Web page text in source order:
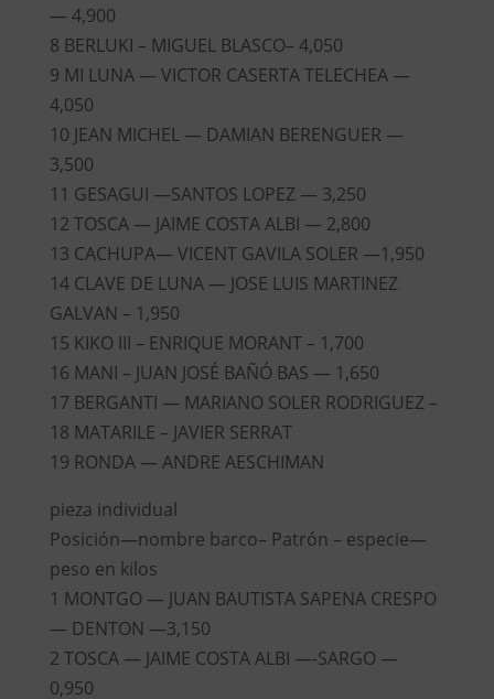
— 4,900
8 BERLUKI – MIGUEL BLASCO– 4,050
9 MI LUNA — VICTOR CASERTA TELECHEA —
4,050
10 JEAN MICHEL — DAMIAN BERENGUER —
3,500
11 GESAGUI —SANTOS LOPEZ — 3,250
12 TOSCA — JAIME COSTA ALBI — 2,800
13 CACHUPA— VICENT GAVILA SOLER —1,950
14 CLAVE DE LUNA — JOSE LUIS MARTINEZ
GALVAN – 1,950
15 KIKO III – ENRIQUE MORANT – 1,700
16 MANI – JUAN JOSÉ BAÑÓ BAS — 1,650
17 BERGANTI — MARIANO SOLER RODRIGUEZ –
18 MATARILE – JAVIER SERRAT
19 RONDA — ANDRE AESCHIMAN
pieza individual
Posición—nombre barco– Patrón – especie—
peso en kilos
1 MONTGO — JUAN BAUTISTA SAPENA CRESPO
— DENTON —3,150
2 TOSCA — JAIME COSTA ALBI —-SARGO —
0,950